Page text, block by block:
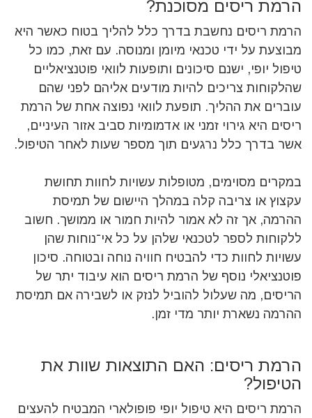
הרמת ריסים מסוכנת?
הרמת ריסים נחשבת בדרך כלל להליך בטוח כאשר היא
מבוצעת על ידי טכנאי מיומן ומנוסה. עם זאת, כמו כל
טיפול יופי, ישנם סיכונים ותופעות לוואי פוטנציאליים
שהלקוחות צריכים להיות מודעים אליהם לפני שהם
עוברים את ההליך. תופעת לוואי נפוצה אחת של הרמת
ריסים היא גירוי זמני או אדמומיות סביב אזור העיניים,
אשר בדרך כלל נרגעים תוך מספר שעות לאחר הטיפול.
במקרים מסוימים, מטופלות עשויות לחוות תחושת
עקצוץ או צריבה קלה במהלך היישום של תמיסת
ההרמה, אך זה לא אמור להיות חמור או ממושך. חשוב
ללקוחות לספר לטכנאי שלהן על כל אי־נוחות שהן
עשויות לחוות כדי להבטיח חוויה נוחה ובטוחה. סיכון
פוטנציאלי נוסף של הרמת ריסים הוא עיבוד יתר של
הריסים, מה שעלול להוביל לנזק או לשבירה אם תמיסת
ההרמה נשארת יותר מדי זמן.
הרמת ריסים: האם התוצאות שוות את
הטיפול?
הרמת ריסים היא טיפול יופי פופולארי המבטיח להעצים